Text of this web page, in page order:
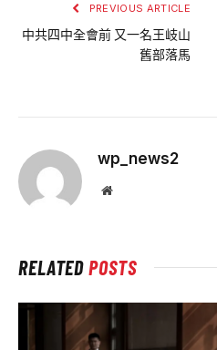
PREVIOUS ARTICLE
中共四中全會前 又一名王岐山
舊部落馬
wp_news2
Website
RELATEDPOSTS